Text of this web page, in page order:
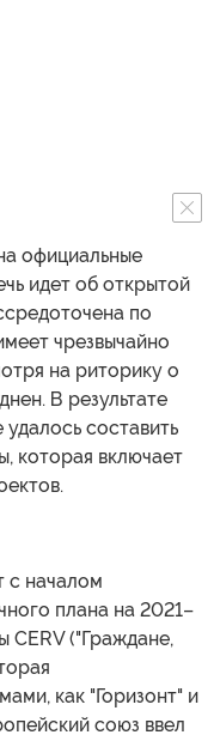
официальные
идет об открытой
по
чрезвычайно
на риторику о
В результате
составить
которая включает
с началом
плана на 2021–
CERV ("Граждане,
как "Горизонт" и
союз ввел